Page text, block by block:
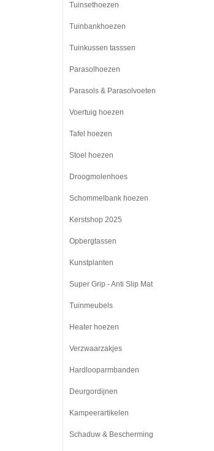
Tuinsethoezen
Tuinbankhoezen
Tuinkussen tasssen
Parasolhoezen
Parasols & Parasolvoeten
Voertuig hoezen
Tafel hoezen
Stoel hoezen
Droogmolenhoes
Schommelbank hoezen
Kerstshop 2025
Opbergtassen
Kunstplanten
Super Grip - Anti Slip Mat
Tuinmeubels
Heater hoezen
Verzwaarzakjes
Hardlooparmbanden
Deurgordijnen
Kampeerartikelen
Schaduw & Bescherming